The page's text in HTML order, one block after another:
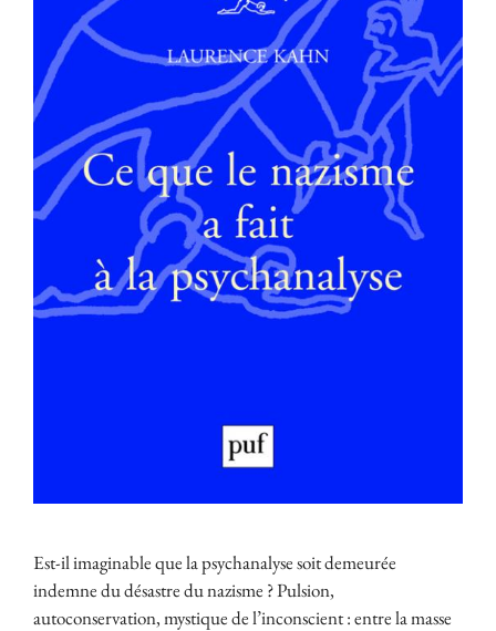
Est-il imaginable que la psychanalyse soit demeurée
indemne du désastre du nazisme ? Pulsion,
autoconservation, mystique de l’inconscient : entre la masse